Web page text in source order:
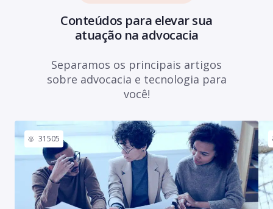
Conteúdos para elevar sua
atuação na advocacia
Separamos os principais artigos
sobre advocacia e tecnologia para
você!
31505